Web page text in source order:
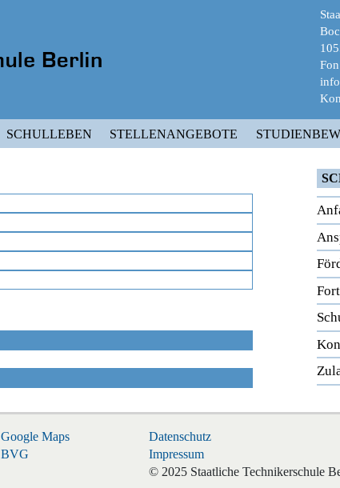
SCHULLEBEN STELLENANGEBOTE
Google Maps
BVG
Datenschutz
Impressum
© 2025 Staatliche Technikerschule